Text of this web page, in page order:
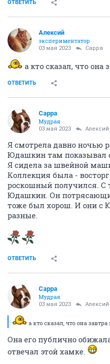
ОТВЕТИТЬ
Алексий
экспериментатор
03 мая 2023 Сарра
а кто сказал, что она
ОТВЕТИТЬ
Сарра
Мудрая
03 мая 2023 Алексий
Я смотрела давно ночью
Юдашкин там показывал
Я сидела за швейной
Коллекция была -
роскошный получился. С
Юдашкин. Он
тоже был хорош. И они
разные.
ОТВЕТИТЬ
Сарра
Мудрая
03 мая 2023 Алексий
а кто сказал, что она
Она его публично
отвечал этой хамке.